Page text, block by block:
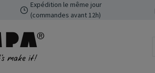
principale
Expédition le même jour
(commandes avant 12h)